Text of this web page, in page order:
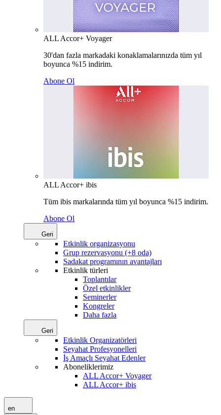
ALL Accor+ Voyager
30'dan fazla markadaki konaklamalarınızda tüm yıl
boyunca %15 indirim.
Abone Ol
ALL Accor+ ibis
Tüm ibis markalarında tüm yıl boyunca %15 indirim.
Abone Ol
Geri
Etkinlik organizasyonu
Grup rezervasyonu (+8 oda)
Sadakat programının avantajları
Etkinlik türleri
Toplantılar
Özel etkinlikler
Seminerler
Kongreler
Daha fazla
Geri
Etkinlik Organizatörleri
Seyahat Profesyonelleri
İş Amaçlı Seyahat Edenler
Aboneliklerimiz
ALL Accor+ Voyager
ALL Accor+ ibis
en